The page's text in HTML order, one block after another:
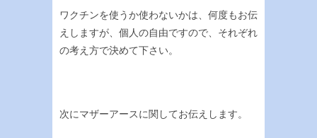
ワクチンを使うか使わないかは、何度もお伝
えしますが、個人の自由ですので、それぞれ
の考え方で決めて下さい。
次にマザーアースに関してお伝えします。